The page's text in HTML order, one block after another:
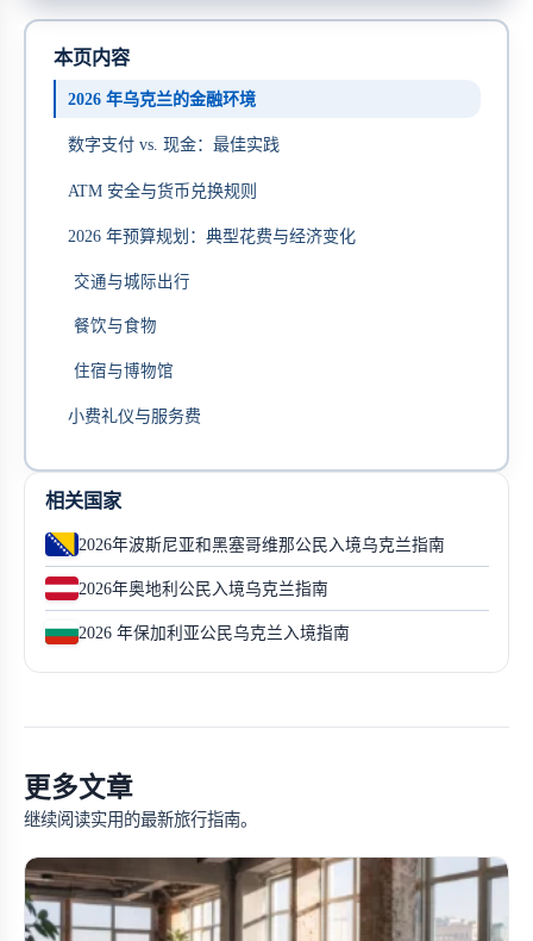
本页内容
2026 年乌克兰的金融环境
数字支付 vs. 现金：最佳实践
ATM 安全与货币兑换规则
2026 年预算规划：典型花费与经济变化
交通与城际出行
餐饮与食物
住宿与博物馆
小费礼仪与服务费
相关国家
2026年波斯尼亚和黑塞哥维那公民入境乌克兰指南
2026年奥地利公民入境乌克兰指南
2026 年保加利亚公民乌克兰入境指南
更多文章
继续阅读实用的最新旅行指南。